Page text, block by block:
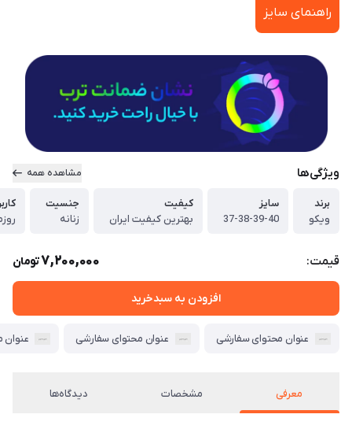
راهنمای سایز
ویژگی‌ها مشاهده همه
برند
ویکو
سایز
37-38-39-40
کیفیت
بهترین کیفیت ایران
جنسیت
زنانه
قیمت: 7,200,000تومان
افزودن به سبدخرید
عنوان محتوای سفارشی عنوان محتوای سفارشی عنوان
معرفی مشخصات دیدگاه‌ها